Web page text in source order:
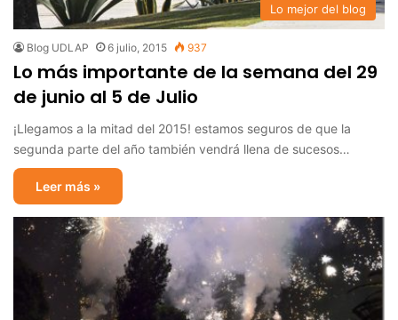
Lo mejor del blog
Blog UDLAP 6 julio, 2015 937
Lo más importante de la semana del 29
de junio al 5 de Julio
¡Llegamos a la mitad del 2015! estamos seguros de que la
segunda parte del año también vendrá llena de sucesos…
Leer más »